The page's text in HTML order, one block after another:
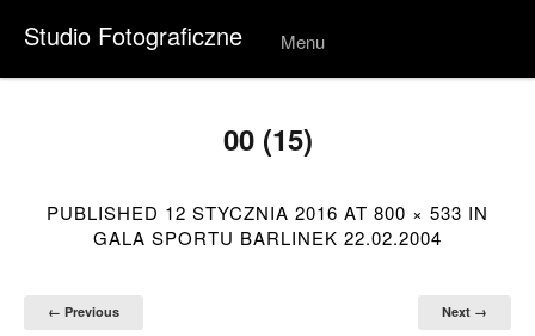
Studio Fotograficzne Menu
Skip to
00 (15)
PUBLISHED 12 STYCZNIA 2016 AT 800 × 533 IN
GALA SPORTU BARLINEK 22.02.2004
← Previous Next →